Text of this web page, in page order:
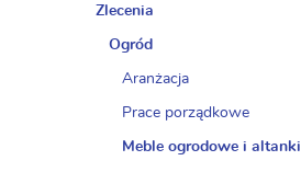
Zlecenia
Ogród
Aranżacja
Prace porządkowe
Meble ogrodowe i altanki